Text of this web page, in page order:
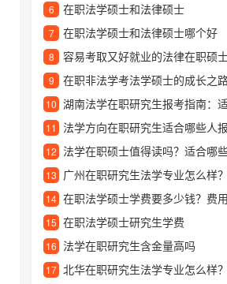
6 在职法学硕士和法律硕士
7 在职法学硕士和法律硕士哪个好
8 容易考取又好就业的法律在职硕士有哪
9 在职非法学考法学硕士的成长之
10 湖南法学在职研究生报考指南：适合职
11 法学方向在职研究生适合哪些人报考？报考
12 法学在职硕士值得读吗？适合哪
13 广州在职研究生法学专业怎么样？报考
14 在职法学硕士学费要多少钱？费用明
15 在职法学硕士研究生学费
16 法学在职研究生含金量高吗
17 北华在职研究生法学专业怎么样？